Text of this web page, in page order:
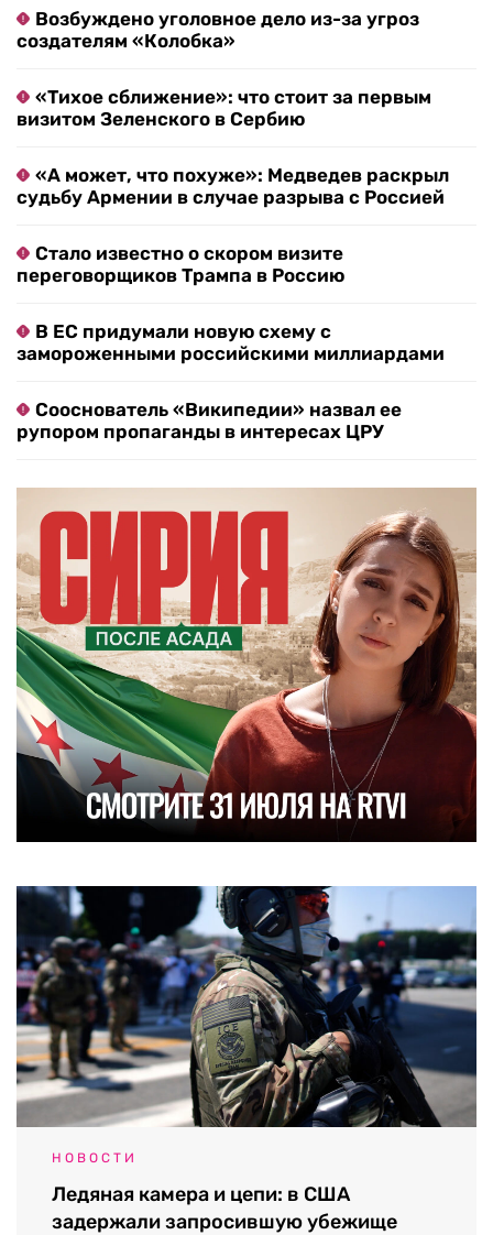
Возбуждено уголовное дело из-за угроз
создателям «Колобка»
«Тихое сближение»: что стоит за первым
визитом Зеленского в Сербию
«А может, что похуже»: Медведев раскрыл
судьбу Армении в случае разрыва с Россией
Стало известно о скором визите
переговорщиков Трампа в Россию
В ЕС придумали новую схему с
замороженными российскими миллиардами
Сооснователь «Википедии» назвал ее
рупором пропаганды в интересах ЦРУ
НОВОСТИ
Ледяная камера и цепи: в США
задержали запросившую убежище